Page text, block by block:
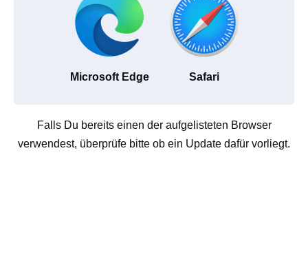
Microsoft Edge Safari
Falls Du bereits einen der aufgelisteten Browser
verwendest, überprüfe bitte ob ein Update dafür vorliegt.